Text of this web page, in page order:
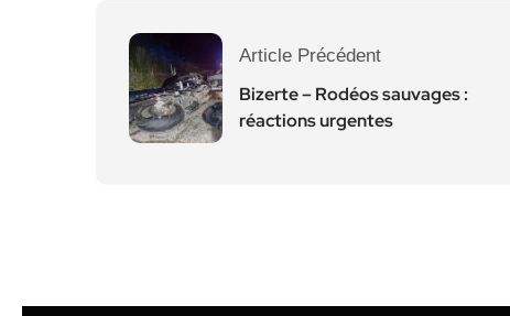
Article Précédent
Bizerte – Rodéos sauvages :
réactions urgentes